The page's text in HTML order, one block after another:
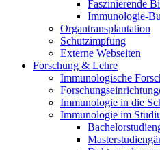
Faszinierende
Immunologie-
Organtransplantation
Schutzimpfung
Externe Webseiten
Forschung & Lehre
Immunologische
Immunologie in die
Immunologie im